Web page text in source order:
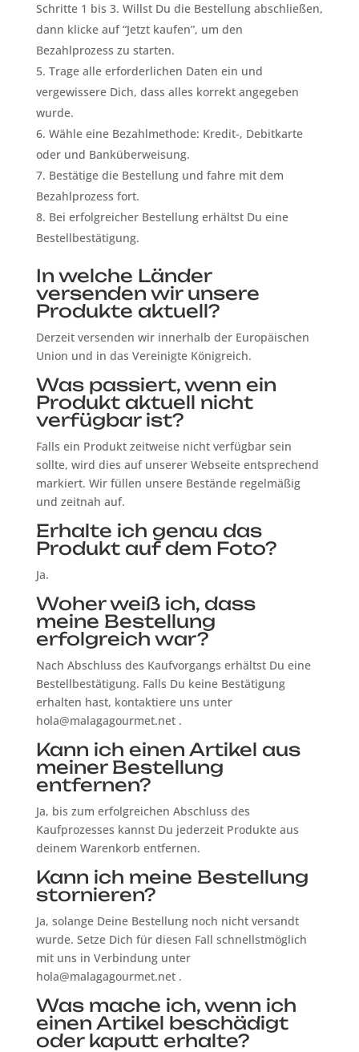
Schritte 1 bis 3. Willst Du die Bestellung abschließen,
dann klicke auf “Jetzt kaufen”, um den
Bezahlprozess zu starten.
Trage alle erforderlichen Daten ein und
vergewissere Dich, dass alles korrekt angegeben
wurde.
Wähle eine Bezahlmethode: Kredit-, Debitkarte
oder und Banküberweisung.
Bestätige die Bestellung und fahre mit dem
Bezahlprozess fort.
Bei erfolgreicher Bestellung erhältst Du eine
Bestellbestätigung.
In welche Länder
versenden wir unsere
Produkte aktuell?
Derzeit versenden wir innerhalb der Europäischen
Union und in das Vereinigte Königreich.
Was passiert, wenn ein
Produkt aktuell nicht
verfügbar ist?
Falls ein Produkt zeitweise nicht verfügbar sein
sollte, wird dies auf unserer Webseite entsprechend
markiert. Wir füllen unsere Bestände regelmäßig
und zeitnah auf.
Erhalte ich genau das
Produkt auf dem Foto?
Ja.
Woher weiß ich, dass
meine Bestellung
erfolgreich war?
Nach Abschluss des Kaufvorgangs erhältst Du eine
Bestellbestätigung. Falls Du keine Bestätigung
erhalten hast, kontaktiere uns unter
hola@malagagourmet.net .
Kann ich einen Artikel aus
meiner Bestellung
entfernen?
Ja, bis zum erfolgreichen Abschluss des
Kaufprozesses kannst Du jederzeit Produkte aus
deinem Warenkorb entfernen.
Kann ich meine Bestellung
stornieren?
Ja, solange Deine Bestellung noch nicht versandt
wurde. Setze Dich für diesen Fall schnellstmöglich
mit uns in Verbindung unter
hola@malagagourmet.net .
Was mache ich, wenn ich
einen Artikel beschädigt
oder kaputt erhalte?